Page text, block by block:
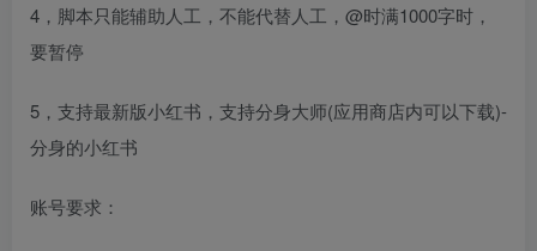
4，脚本只能辅助人工，不能代替人工，@时满1000字时，
要暂停
5，支持最新版小红书，支持分身大师(应用商店内可以下载)-
分身的小红书
账号要求：